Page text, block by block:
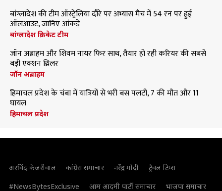
बांग्लादेश की टीम ऑस्ट्रेलिया दौरे पर अभ्यास मैच में 54 रन पर हुई
ऑलआउट, जानिए आंकड़े
बांग्लादेश क्रिकेट टीम
जॉन अब्राहम और शिवम नायर फिर साथ, तैयार हो रही करियर की सबसे
बड़ी एक्शन थ्रिलर
जॉन अब्राहम
हिमाचल प्रदेश के चंबा में यात्रियों से भरी बस पलटी, 7 की मौत और 11
घायल
हिमाचल प्रदेश
अरविंद केजरीवाल कांग्रेस समाचार नरेंद्र मोदी
ट्रैवल टिप्स
#NewsBytesExclusive
आम आदमी पार्टी समाचार भाजपा समाचार